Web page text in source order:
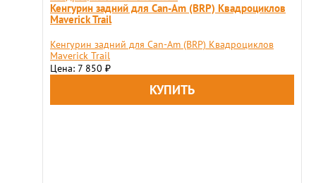
Кенгурин задний для Can-Am (BRP) Квадроциклов
Maverick Trail
Кенгурин задний для Can-Am (BRP) Квадроциклов
Maverick Trail
Цена: 7 850 ₽